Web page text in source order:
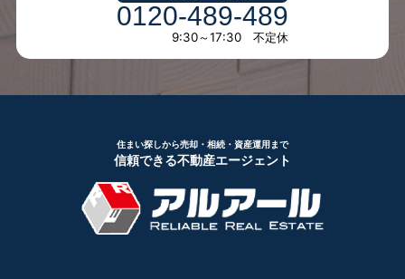
0120-489-489
9:30～17:30 不定休
住まい探しから売却・相続・資産運用まで
信頼できる不動産エージェント